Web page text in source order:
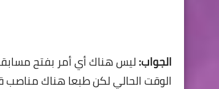
الجواب:ليس هناك أي أمر بفتح
الوقت الحالي لكن طبعا هناك مناصب